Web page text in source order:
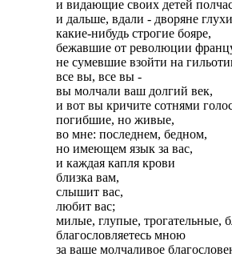
и видающие своих детей
и дальше, вдали - дворяне
какие-нибудь строгие бояре,
бежавшие от революции
не сумевшие взойти на
все вы, все вы -
вы молчали ваш долгий век,
и вот вы кричите сотнями
погибшие, но живые,
во мне: последнем, бедном,
но имеющем язык за вас,
и каждая капля крови
близка вам,
слышит вас,
любит вас;
милые, глупые, трогательные,
благословляетесь мною
за ваше молчаливое